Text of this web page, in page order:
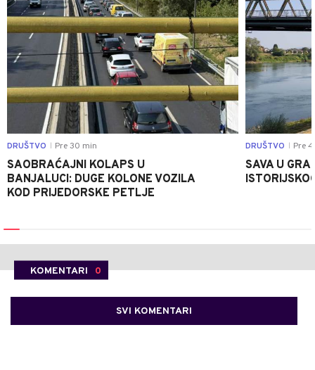
DRUŠTVO Pre 30 min
SAOBRAĆAJNI KOLAPS U
BANJALUCI: DUGE KOLONE VOZILA
KOD PRIJEDORSKE PETLJE
DRUŠTVO Pre
SAVA U
KOMENTARI 0
SVI KOMENTARI